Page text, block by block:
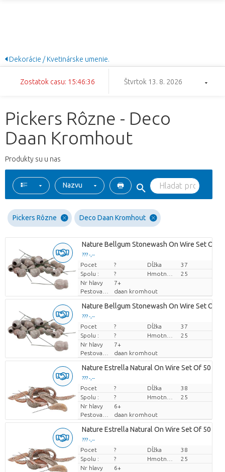
Dekorácie / Kvetinárske umenie.
Zostatok casu: 15:46:35 Štvrtok 13. 8. 2026
Pickers Rôzne - Deco
Daan Kromhout
Produkty su u nas
Nazvu
Pickers Rôzne Deco Daan Kromhout
Nature Bellgum Stonewash On Wire Set Of
??? -,--
Cena za kus
Pocet ? Dĺžka
37
Spolu :
?
25
Nr hlavy
7+
daan kromhout
Nature Bellgum Stonewash On Wire Set Of
??? -,--
Cena za kus
Pocet ? Dĺžka
37
Spolu :
?
25
Nr hlavy
7+
daan kromhout
Nature Estrella Natural On Wire Set Of 50
??? -,--
Cena za kus
Pocet ? Dĺžka
38
Spolu :
?
25
Nr hlavy
6+
daan kromhout
Nature Estrella Natural On Wire Set Of 50
??? -,--
Cena za kus
Pocet ? Dĺžka
38
Spolu :
?
25
Nr hlavy
6+